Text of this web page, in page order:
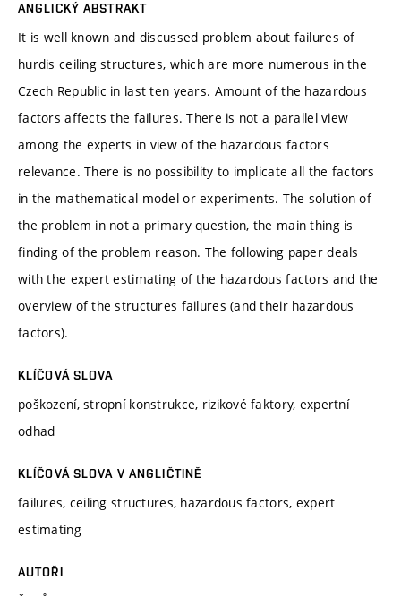
ANGLICKÝ ABSTRAKT
It is well known and discussed problem about failures of
hurdis ceiling structures, which are more numerous in the
Czech Republic in last ten years. Amount of the hazardous
factors affects the failures. There is not a parallel view
among the experts in view of the hazardous factors
relevance. There is no possibility to implicate all the factors
in the mathematical model or experiments. The solution of
the problem in not a primary question, the main thing is
finding of the problem reason. The following paper deals
with the expert estimating of the hazardous factors and the
overview of the structures failures (and their hazardous
factors).
KLÍČOVÁ SLOVA
poškození, stropní konstrukce, rizikové faktory, expertní
odhad
KLÍČOVÁ SLOVA V ANGLIČTINĚ
failures, ceiling structures, hazardous factors, expert
estimating
AUTOŘI